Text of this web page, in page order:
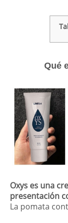
Qué
Oxys es una
presentación
La pomata